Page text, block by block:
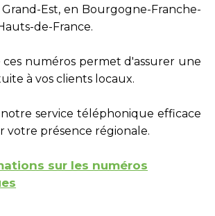
Est, en Bourgogne-Franche-
de-France.
ces numéros permet d'assurer une
à vos clients locaux.
service téléphonique efficace
votre présence régionale.
sur les numéros